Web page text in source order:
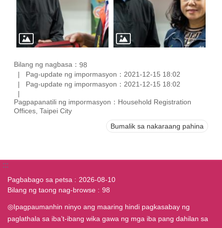
Bilang ng nagbasa： 98
Pag-update ng impormasyon：2021-12-15 18:02
Pag-update ng impormasyon：2021-12-15 18:02
Pagpapanatili ng impormasyon：Household Registration
Offices, Taipei City
Bumalik sa nakaraang pahina
:::
Pagbabago sa petsa
2026-08-10
Bilang ng taong nag-browse
98
◎Ipagpaumanhin ninyo ang maaring hindi pagkasabay ng
paglathala sa iba’t-ibang wika gawa ng mga iba pang dahilan sa